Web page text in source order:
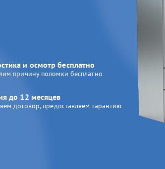
и осмотр бесплатно
причину поломки бесплатно
до 12 месяцев
договор, предоставляем гарантию